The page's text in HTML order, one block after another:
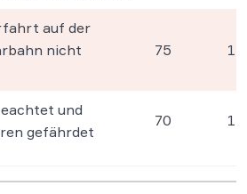
auf der
nicht
75 1
und
gefährdet
70 1